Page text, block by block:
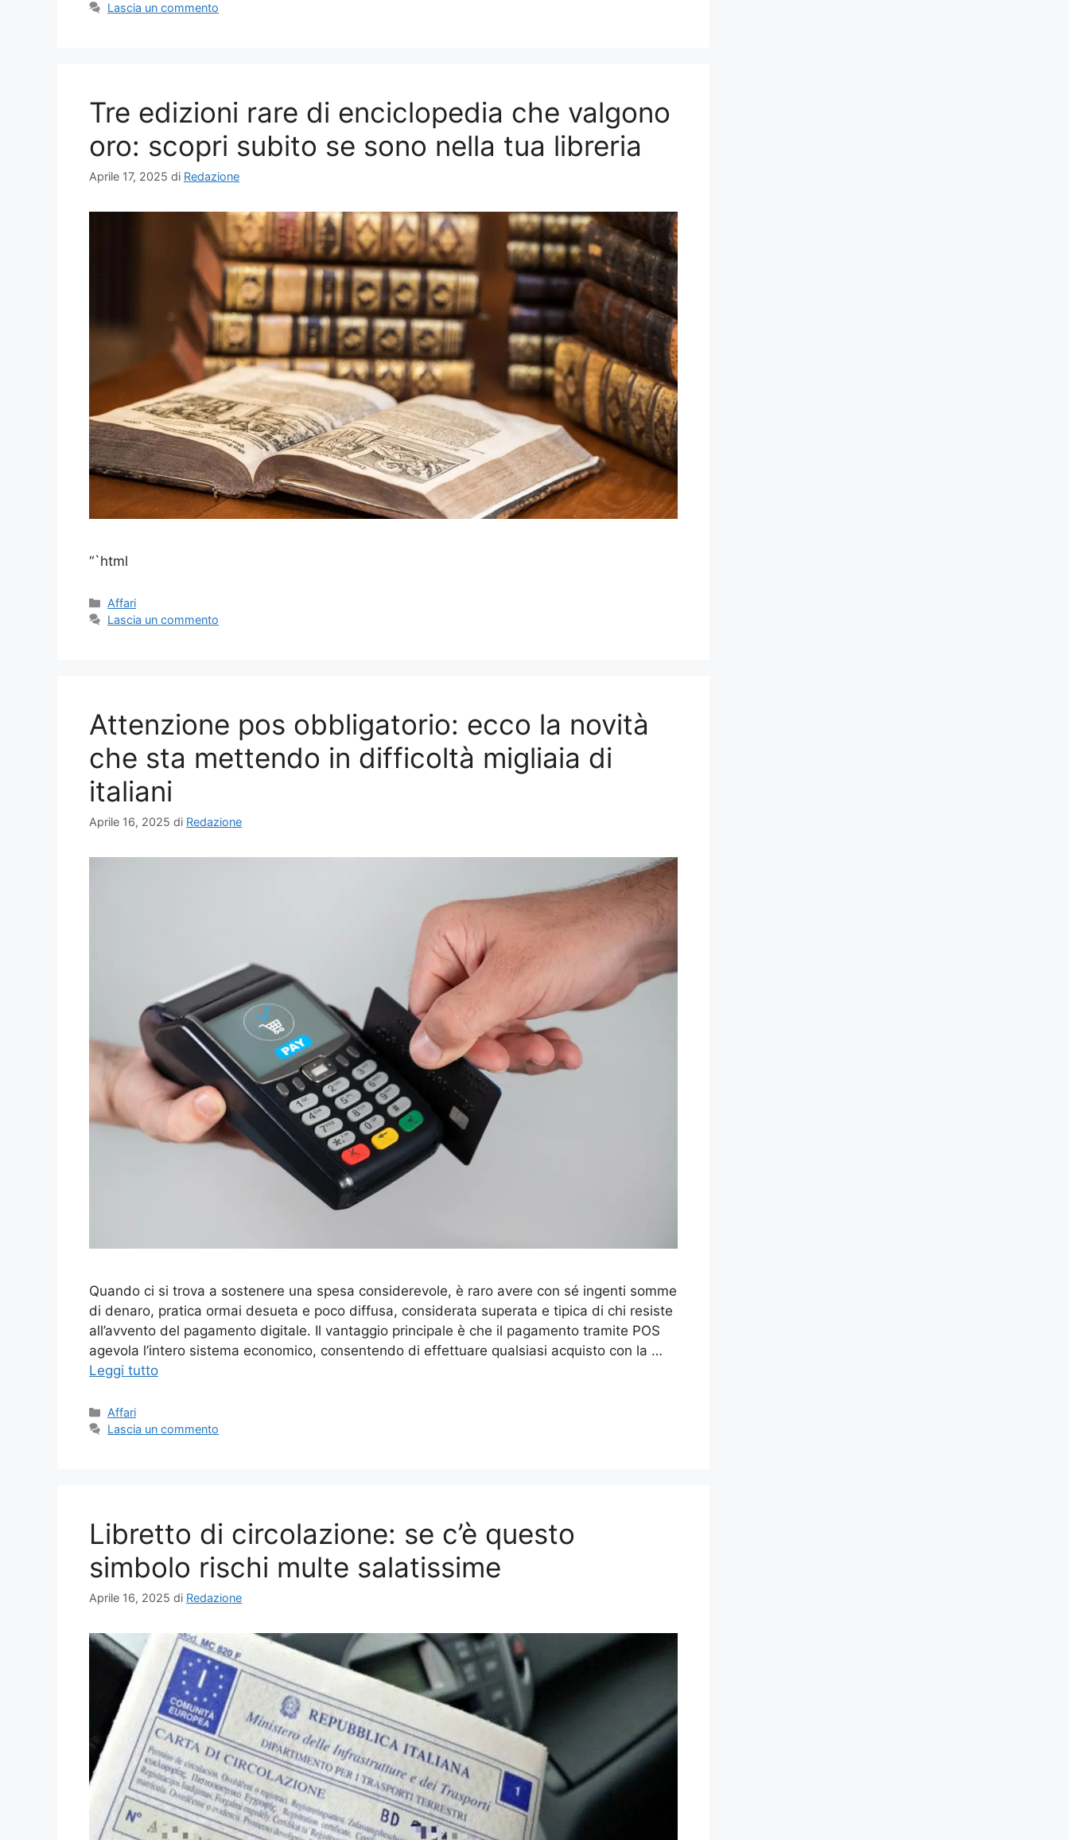
Lascia un commento
Tre edizioni rare di enciclopedia che valgono
oro: scopri subito se sono nella tua libreria
Aprile 17, 2025 di Redazione
“`html
Categorie
Affari
Lascia un commento
Attenzione pos obbligatorio: ecco la novità
che sta mettendo in difficoltà migliaia di
italiani
Aprile 16, 2025 di Redazione
Quando ci si trova a sostenere una spesa considerevole, è raro avere con sé ingenti somme
di denaro, pratica ormai desueta e poco diffusa, considerata superata e tipica di chi resiste
all’avvento del pagamento digitale. Il vantaggio principale è che il pagamento tramite POS
agevola l’intero sistema economico, consentendo di effettuare qualsiasi acquisto con la …
Leggi tutto
Categorie
Affari
Lascia un commento
Libretto di circolazione: se c’è questo
simbolo rischi multe salatissime
Aprile 16, 2025 di Redazione